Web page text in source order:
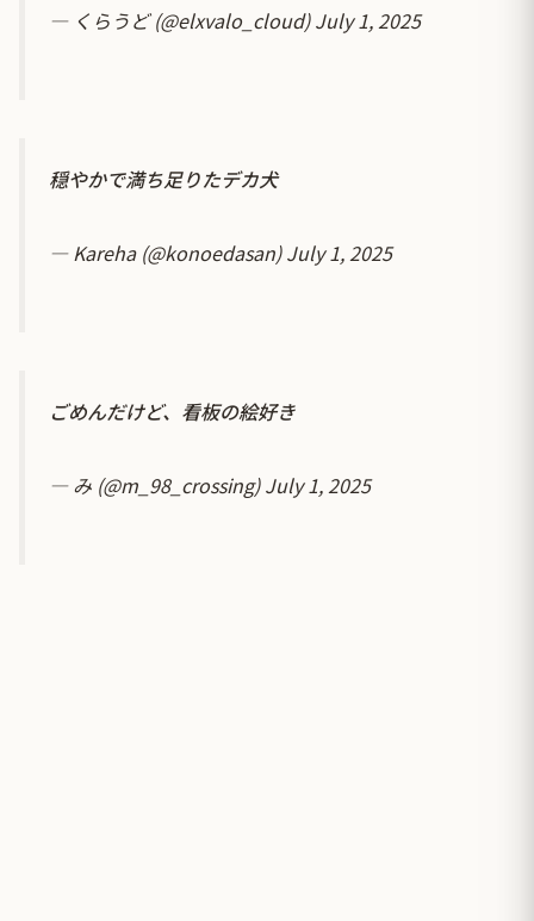
— くらうど (@elxvalo_cloud)July 1, 2025
穏やかで満ち足りたデカ犬
— Kareha (@konoedasan)July 1, 2025
ごめんだけど、看板の絵好き
— み (@m_98_crossing)July 1, 2025